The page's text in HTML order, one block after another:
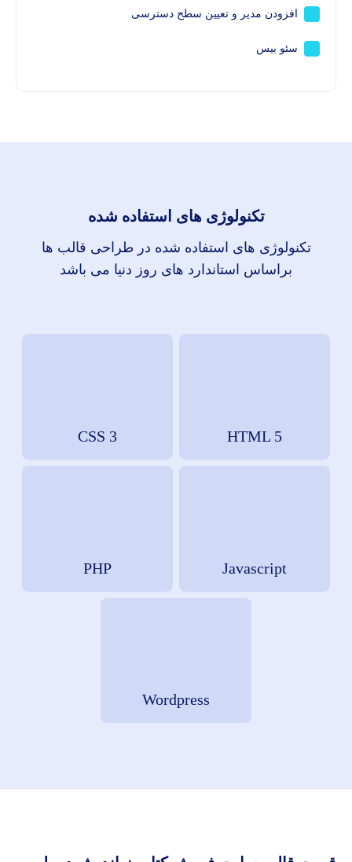
افزودن مدیر و تعیین سطح دسترسی
سئو بیس
تکنولوژی های استفاده شده
تکنولوژی های استفاده شده در طراحی قالب ها
براساس استاندارد های روز دنیا می باشد
HTML 5
CSS 3
Javascript
PHP
Wordpress